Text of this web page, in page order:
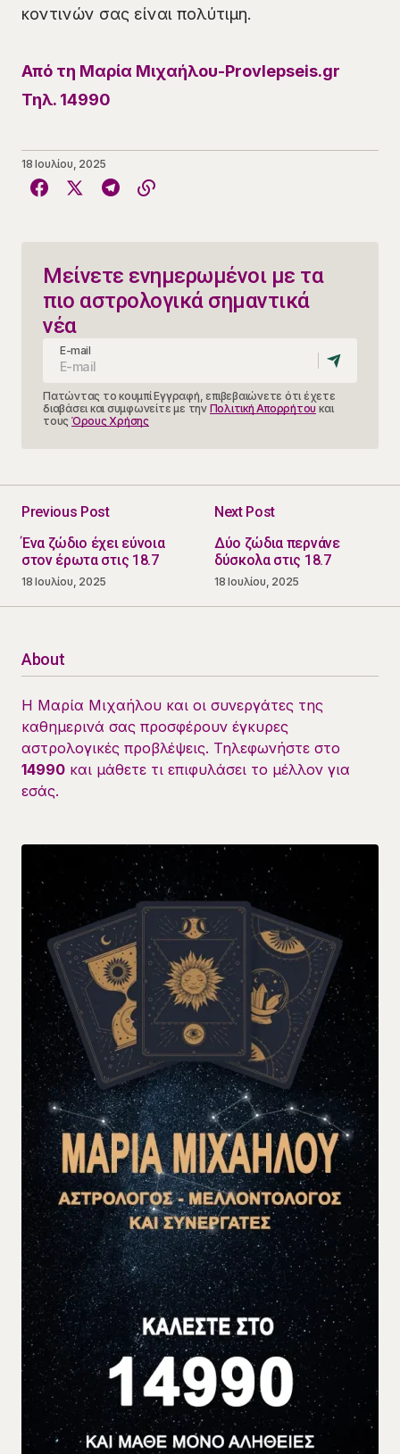
κοντινών σας είναι πολύτιμη.
Από τη Μαρία Μιχαήλου-Provlepseis.gr
Τηλ. 14990
18 Ιουλίου, 2025
Μείνετε ενημερωμένοι με τα
πιο αστρολογικά σημαντικά
νέα
E-mail
Πατώντας το κουμπί Εγγραφή, επιβεβαιώνετε ότι έχετε
διαβάσει και συμφωνείτε με την Πολιτική Απορρήτου και
τους Όρους Χρήσης
Previous Post
Ένα ζώδιο έχει εύνοια
στον έρωτα στις 18.7
18 Ιουλίου, 2025
Next Post
Δύο ζώδια περνάνε
δύσκολα στις 18.7
18 Ιουλίου, 2025
About
Η Μαρία Μιχαήλου και οι συνεργάτες της
καθημερινά σας προσφέρουν έγκυρες
αστρολογικές προβλέψεις. Τηλεφωνήστε στο
14990 και μάθετε τι επιφυλάσει το μέλλον για
εσάς.